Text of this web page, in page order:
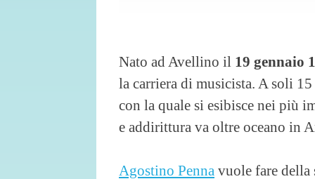
Nato ad Avellino il 19 gennaio
la carriera di musicista. A soli
con la quale si esibisce nei più
e addirittura va oltre oceano in
Agostino Penna vuole fare della